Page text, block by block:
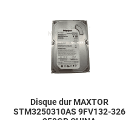
Add to Compare
Disque dur MAXTOR
STM3250310AS 9FV132-326